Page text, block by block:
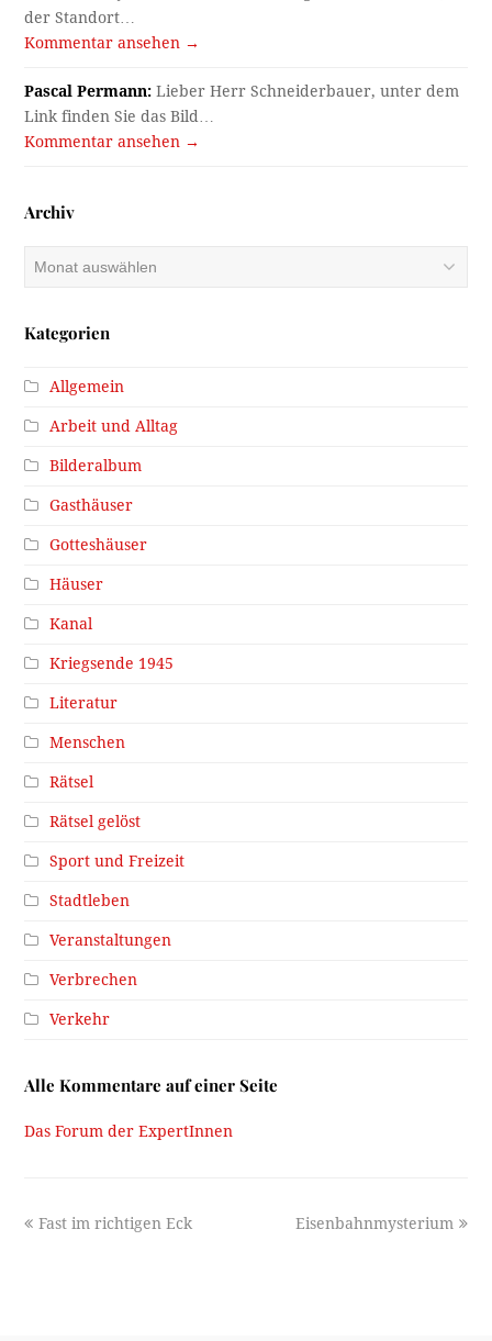
der Standort…
Kommentar ansehen →
Pascal Permann: Lieber Herr Schneiderbauer, unter dem
Link finden Sie das Bild…
Kommentar ansehen →
Archiv
Kategorien
Allgemein
Arbeit und Alltag
Bilderalbum
Gasthäuser
Gotteshäuser
Häuser
Kanal
Kriegsende 1945
Literatur
Menschen
Rätsel
Rätsel gelöst
Sport und Freizeit
Stadtleben
Veranstaltungen
Verbrechen
Verkehr
Alle Kommentare auf einer Seite
Das Forum der ExpertInnen
previous
Fast im richtigen Eck
next
Eisenbahnmysterium